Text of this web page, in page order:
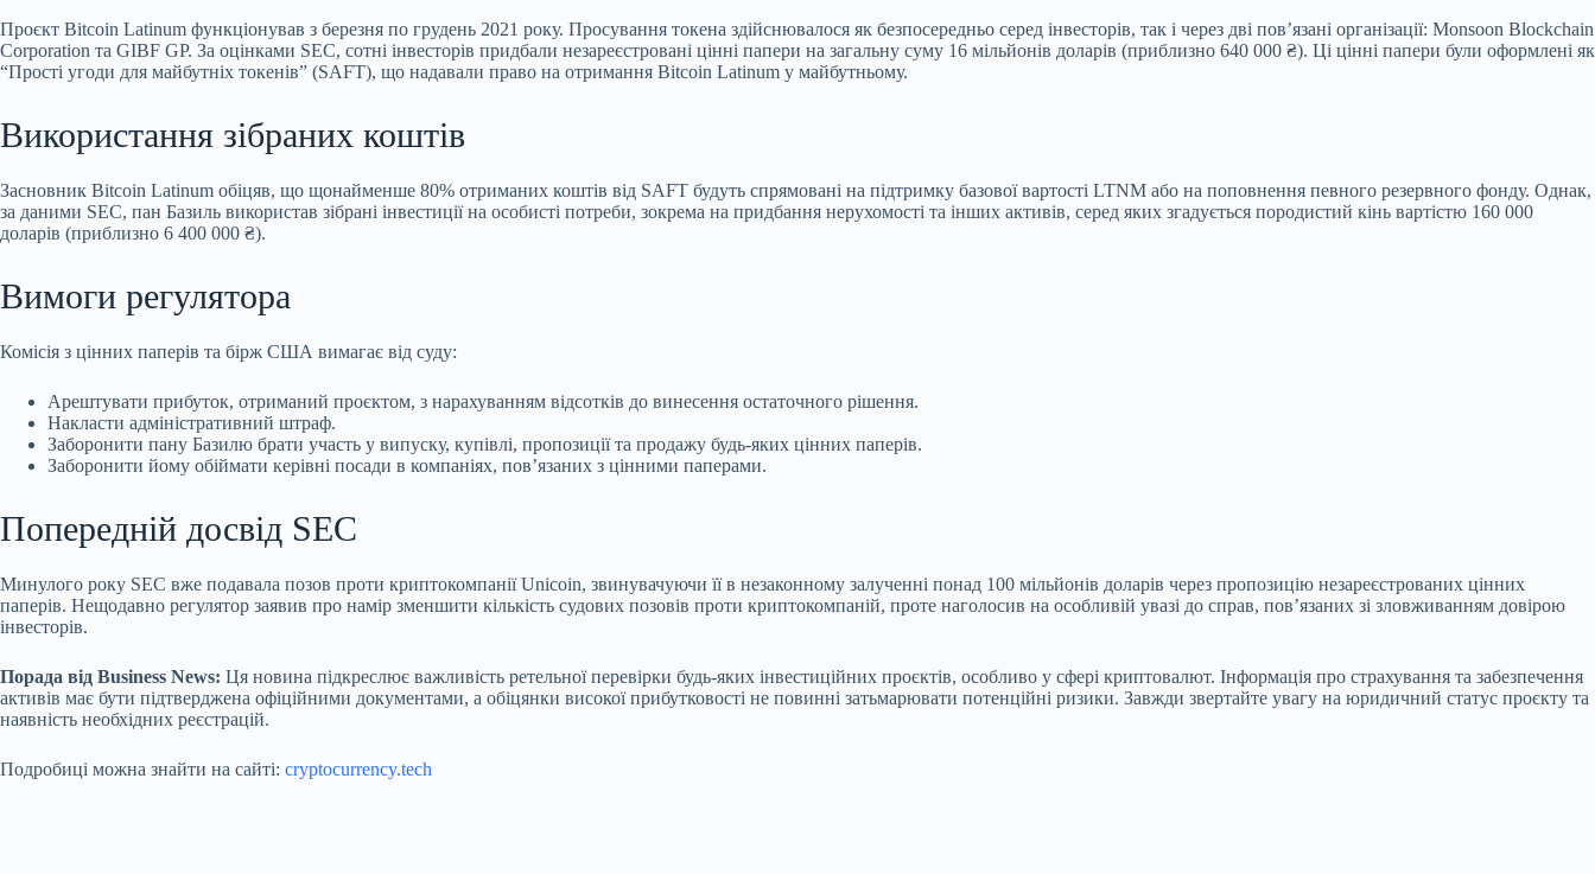
Проєкт Bitcoin Latinum функціонував з березня по грудень 2021 року. Просування токена здійснювалося як безпосередньо серед інвесторів, так і через дві пов’язані організації: Monsoon Blockchain
Corporation та GIBF GP. За оцінками SEC, сотні інвесторів придбали незареєстровані цінні папери на загальну суму 16 мільйонів доларів (приблизно 640 000 ₴). Ці цінні папери були оформлені як
“Прості угоди для майбутніх токенів” (SAFT), що надавали право на отримання Bitcoin Latinum у майбутньому.
Використання зібраних коштів
Засновник Bitcoin Latinum обіцяв, що щонайменше 80% отриманих коштів від SAFT будуть спрямовані на підтримку базової вартості LTNM або на поповнення певного резервного фонду. Однак,
за даними SEC, пан Базиль використав зібрані інвестиції на особисті потреби, зокрема на придбання нерухомості та інших активів, серед яких згадується породистий кінь вартістю 160 000
доларів (приблизно 6 400 000 ₴).
Вимоги регулятора
Комісія з цінних паперів та бірж США вимагає від суду:
Арештувати прибуток, отриманий проєктом, з нарахуванням відсотків до винесення остаточного рішення.
Накласти адміністративний штраф.
Заборонити пану Базилю брати участь у випуску, купівлі, пропозиції та продажу будь-яких цінних паперів.
Заборонити йому обіймати керівні посади в компаніях, пов’язаних з цінними паперами.
Попередній досвід SEC
Минулого року SEC вже подавала позов проти криптокомпанії Unicoin, звинувачуючи її в незаконному залученні понад 100 мільйонів доларів через пропозицію незареєстрованих цінних
паперів. Нещодавно регулятор заявив про намір зменшити кількість судових позовів проти криптокомпаній, проте наголосив на особливій увазі до справ, пов’язаних зі зловживанням довірою
інвесторів.
Порада від Business News: Ця новина підкреслює важливість ретельної перевірки будь-яких інвестиційних проєктів, особливо у сфері криптовалют. Інформація про страхування та забезпечення
активів має бути підтверджена офіційними документами, а обіцянки високої прибутковості не повинні затьмарювати потенційні ризики. Завжди звертайте увагу на юридичний статус проєкту та
наявність необхідних реєстрацій.
Подробиці можна знайти на сайті: cryptocurrency.tech